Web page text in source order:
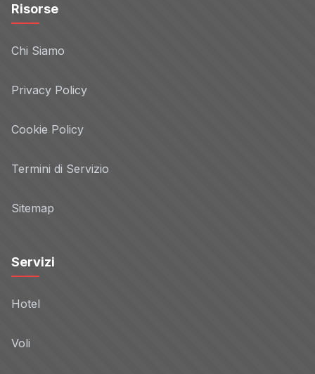
Risorse
Chi Siamo
Privacy Policy
Cookie Policy
Termini di Servizio
Sitemap
Servizi
Hotel
Voli